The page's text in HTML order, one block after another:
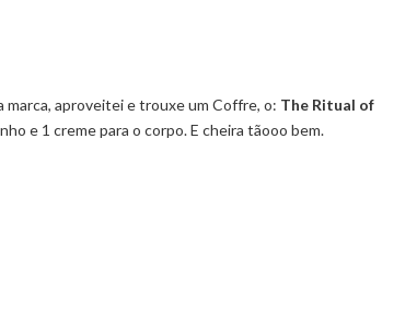
aproveitei e trouxe um Coffre, o: The Ritual of
e 1 creme para o corpo. E cheira tãooo bem.